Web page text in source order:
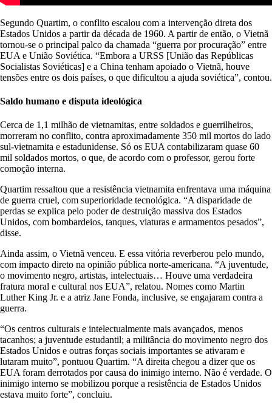
Segundo Quartim, o conflito escalou com a intervenção direta dos
Estados Unidos a partir da década de 1960. A partir de então, o Vietnã
tornou-se o principal palco da chamada “guerra por procuração” entre
EUA e União Soviética. “Embora a URSS [União das Repúblicas
Socialistas Soviéticas] e a China tenham apoiado o Vietnã, houve
tensões entre os dois países, o que dificultou a ajuda soviética”, contou.
Saldo humano e disputa ideológica
Cerca de 1,1 milhão de vietnamitas, entre soldados e guerrilheiros,
morreram no conflito, contra aproximadamente 350 mil mortos do lado
sul-vietnamita e estadunidense. Só os EUA contabilizaram quase 60
mil soldados mortos, o que, de acordo com o professor, gerou forte
comoção interna.
Quartim ressaltou que a resistência vietnamita enfrentava uma máquina
de guerra cruel, com superioridade tecnológica. “A disparidade de
perdas se explica pelo poder de destruição massiva dos Estados
Unidos, com bombardeios, tanques, viaturas e armamentos pesados”,
disse.
Ainda assim, o Vietnã venceu. E essa vitória reverberou pelo mundo,
com impacto direto na opinião pública norte-americana. “A juventude,
o movimento negro, artistas, intelectuais… Houve uma verdadeira
fratura moral e cultural nos EUA”, relatou. Nomes como Martin
Luther King Jr. e a atriz Jane Fonda, inclusive, se engajaram contra a
guerra.
“Os centros culturais e intelectualmente mais avançados, menos
tacanhos; a juventude estudantil; a militância do movimento negro dos
Estados Unidos e outras forças sociais importantes se ativaram e
lutaram muito”, pontuou Quartim. “A direita chegou a dizer que os
EUA foram derrotados por causa do inimigo interno. Não é verdade. O
inimigo interno se mobilizou porque a resistência de Estados Unidos
estava muito forte”, concluiu.